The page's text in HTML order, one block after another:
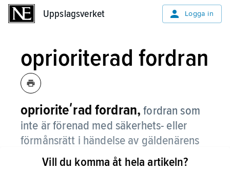
Uppslagsverket Logga in
oprioriterad fordran
oprioriteʹrad fordran, fordran som
inte är förenad med säkerhets- eller
förmånsrätt i händelse av gäldenärens
konkurs.Vill du komma åt hela artikeln?